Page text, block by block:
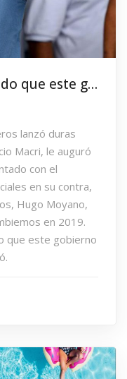
Moyano: “Estoy convencido que este gobierno no puede ganar en 2019”
lanzó duras
Macri, le auguró
con el
en su contra,
Hugo Moyano,
en 2019.
que este gobierno